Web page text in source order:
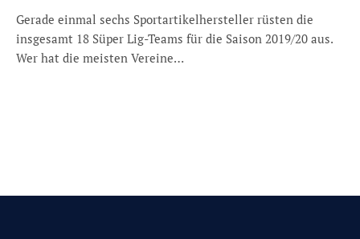
Gerade einmal sechs Sportartikelhersteller rüsten die
insgesamt 18 Süper Lig-Teams für die Saison 2019/20 aus.
Wer hat die meisten Vereine…